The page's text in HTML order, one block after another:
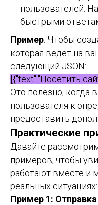
пользователей.
быстрыми
Пример: Чтобы
которая ведет на
следующий JSON:
[{"text":"Посетить
Это полезно, когда
пользователя к
предоставить
Практические
Давайте
примеров, чтобы
работают вместе и
реальных ситуациях:
Пример 1: